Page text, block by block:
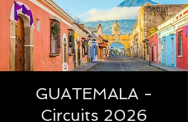
GUATEMALA -
Circuits 2026